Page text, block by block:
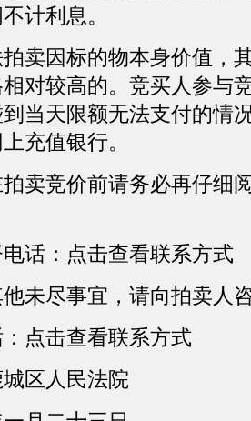
计利息。
因标的物本身价值，
对较高的。竞买人参与
当天限额无法支付的情
充值银行。
竞价前请务必再仔细
：点击查看联系方式
尽事宜，请向拍卖人
击查看联系方式
区人民法院